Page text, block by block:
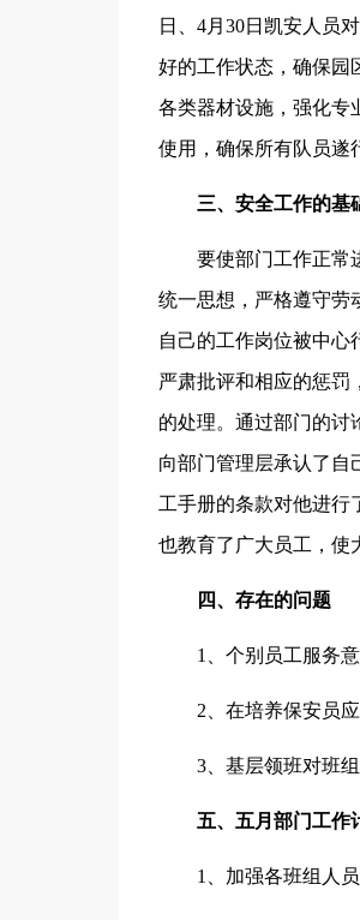
日、4月30日凯安人员
好的工作状态，确保园
各类器材设施，强化专
使用，确保所有队员遂
三、安全工作的基
要使部门工作正常进
统一思想，严格遵守劳
自己的工作岗位被中心
严肃批评和相应的惩罚
的处理。通过部门的讨
向部门管理层承认了自
工手册的条款对他进行
也教育了广大员工，使
四、存在的问题
1、个别员工服务意
2、在培养保安员应
3、基层领班对班组
五、五月部门工作
1、加强各班组人员